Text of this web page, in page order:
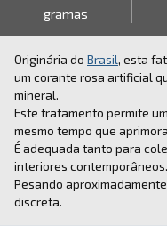
gramas
Originária do Brasil, esta
um corante rosa artificial
mineral.
Este tratamento permite
mesmo tempo que
É adequada tanto para
interiores contemporâneos.
Pesando
discreta.